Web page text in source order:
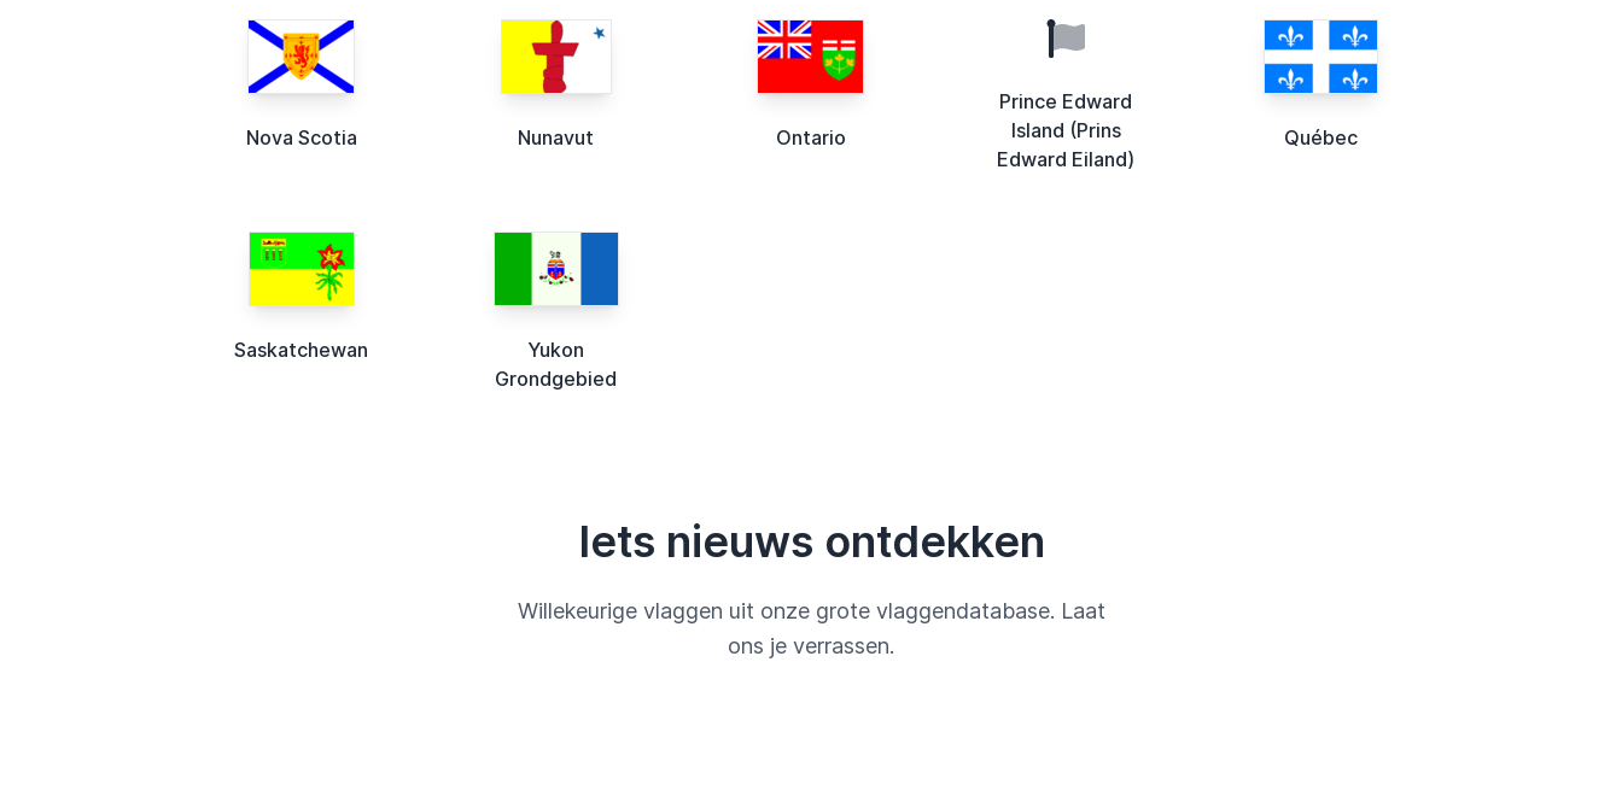
Nova Scotia Nunavut Ontario
Prince Edward
Island (Prins
Edward Eiland)
Québec
Saskatchewan
Yukon
Grondgebied
Iets nieuws ontdekken
Willekeurige vlaggen uit onze grote vlaggendatabase. Laat
ons je verrassen.